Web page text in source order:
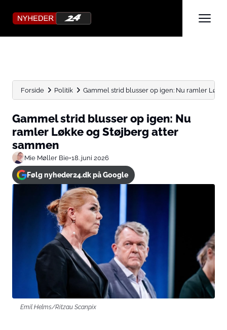
Forside Politik Gammel strid blusser op igen: Nu ramler
Gammel strid blusser op igen: Nu
ramler Løkke og Støjberg atter
sammen
Mie Møller Bie•18. juni 2026
Følg nyheder24.dk på Google
Emil Helms/Ritzau Scanpix